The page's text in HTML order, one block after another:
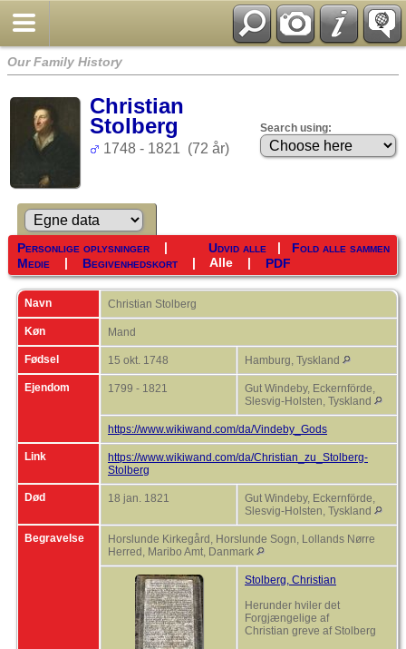
Our Family History
Christian
Stolberg
1748 - 1821 (72 år)
Search using:
Udvid alle | Fold alle sammen
Personlige oplysninger|
Medie | Begivenhedskort| Alle| PDF
Navn Christian Stolberg
Køn Mand
Fødsel 15 okt. 1748 Hamburg, Tyskland
Ejendom 1799 - 1821
Gut Windeby, Eckernförde,
Slesvig-Holsten, Tyskland
https://www.wikiwand.com/da/Vindeby_Gods
Link
https://www.wikiwand.com/da/Christian_zu_Stolberg-
Stolberg
Død 18 jan. 1821
Gut Windeby, Eckernförde,
Slesvig-Holsten, Tyskland
Begravelse
Horslunde Kirkegård, Horslunde Sogn, Lollands Nørre
Herred, Maribo Amt, Danmark
Stolberg, Christian
Herunder hviler det
Forgjængelige af
Christian greve af Stolberg